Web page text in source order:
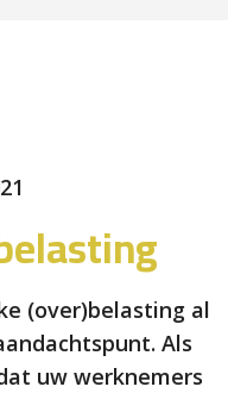
(over)belasting al
Als
uw werknemers